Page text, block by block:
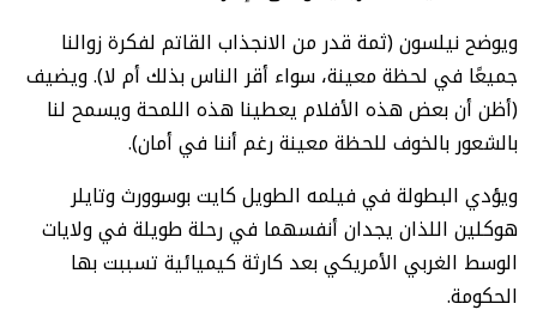
ويوضح نيلسون (ثمة قدر من الانجذاب القاتم لفكرة زوالنا
جميعًا في لحظة معينة، سواء أقر الناس بذلك أم لا). ويضيف
(أظن أن بعض هذه الأفلام يعطينا هذه اللمحة ويسمح لنا
بالشعور بالخوف للحظة معينة رغم أننا في أمان).
ويؤدي البطولة في فيلمه الطويل كايت بوسوورث وتايلر
هوكلين اللذان يجدان أنفسهما في رحلة طويلة في ولايات
الوسط الغربي الأمريكي بعد كارثة كيميائية تسببت بها
الحكومة.